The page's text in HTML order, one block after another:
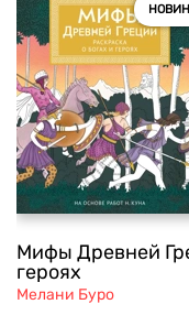
Мифы Древней
героях
Мелани Буро